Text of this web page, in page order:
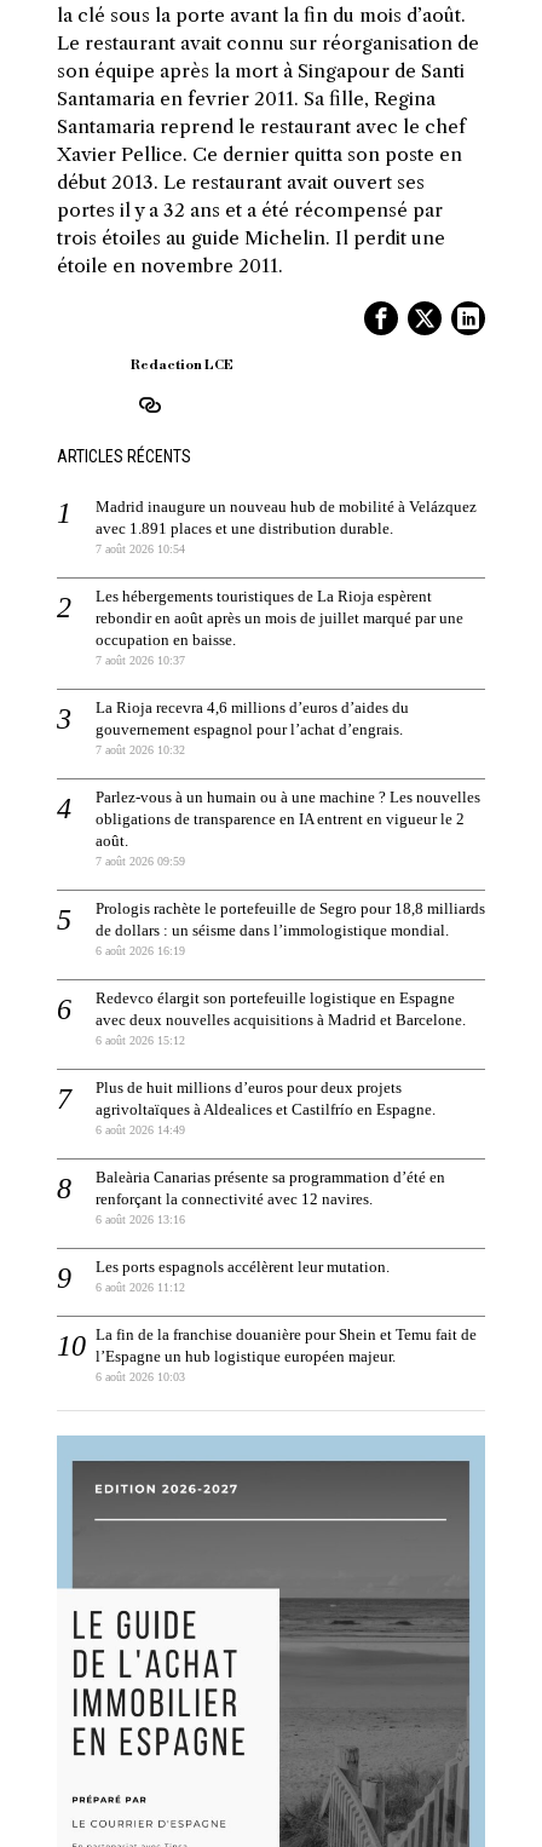
la clé sous la porte avant la fin du mois d’août.
Le restaurant avait connu sur réorganisation de
son équipe après la mort à Singapour de Santi
Santamaria en fevrier 2011. Sa fille, Regina
Santamaria reprend le restaurant avec le chef
Xavier Pellice. Ce dernier quitta son poste en
début 2013. Le restaurant avait ouvert ses
portes il y a 32 ans et a été récompensé par
trois étoiles au guide Michelin. Il perdit une
étoile en novembre 2011.
Redaction LCE
ARTICLES RÉCENTS
Madrid inaugure un nouveau hub de mobilité à Velázquez
avec 1.891 places et une distribution durable.
7 août 2026 10:54
Les hébergements touristiques de La Rioja espèrent
rebondir en août après un mois de juillet marqué par une
occupation en baisse.
7 août 2026 10:37
La Rioja recevra 4,6 millions d’euros d’aides du
gouvernement espagnol pour l’achat d’engrais.
7 août 2026 10:32
Parlez-vous à un humain ou à une machine ? Les nouvelles
obligations de transparence en IA entrent en vigueur le 2
août.
7 août 2026 09:59
Prologis rachète le portefeuille de Segro pour 18,8 milliards
de dollars : un séisme dans l’immologistique mondial.
6 août 2026 16:19
Redevco élargit son portefeuille logistique en Espagne
avec deux nouvelles acquisitions à Madrid et Barcelone.
6 août 2026 15:12
Plus de huit millions d’euros pour deux projets
agrivoltaïques à Aldealices et Castilfrío en Espagne.
6 août 2026 14:49
Baleària Canarias présente sa programmation d’été en
renforçant la connectivité avec 12 navires.
6 août 2026 13:16
Les ports espagnols accélèrent leur mutation.
6 août 2026 11:12
La fin de la franchise douanière pour Shein et Temu fait de
l’Espagne un hub logistique européen majeur.
6 août 2026 10:03